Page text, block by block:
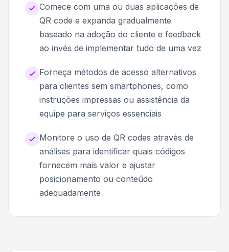
Comece com uma ou duas aplicações de
QR code e expanda gradualmente
baseado na adoção do cliente e feedback
ao invés de implementar tudo de uma vez
Forneça métodos de acesso alternativos
para clientes sem smartphones, como
instruções impressas ou assistência da
equipe para serviços essenciais
Monitore o uso de QR codes através de
análises para identificar quais códigos
fornecem mais valor e ajustar
posicionamento ou conteúdo
adequadamente